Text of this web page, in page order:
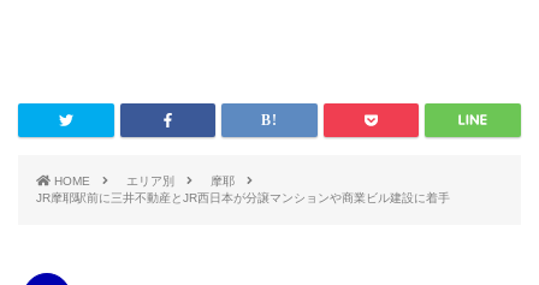
HOME エリア別
摩耶
JR摩耶駅前に三井不動産とJR西日本が分譲マンションや商業ビル建設に着手